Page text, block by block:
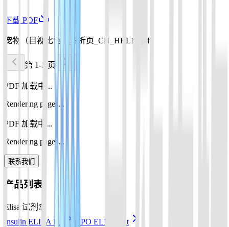
下载 PDF
宠物（目视比色）_3折页_CN_HBL15.pdf
第 1-1 页
PDF 加载中...
Rendering pages...
PDF 加载中...
Rendering pages...
联系我们
产品列表
Elisa 试剂盒
Insulin ELISA Kit
EPO ELISA Kit